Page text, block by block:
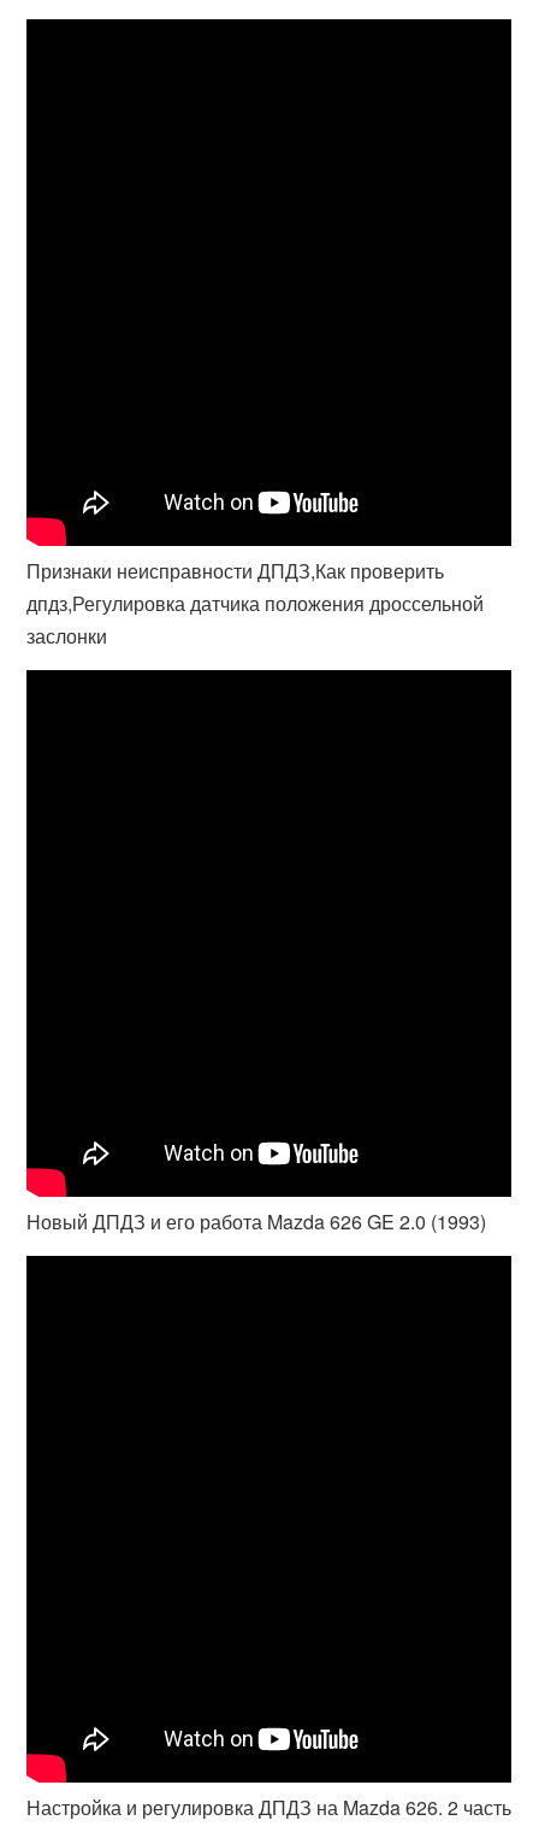
Признаки неисправности ДПДЗ,Как проверить
дпдз,Регулировка датчика положения дроссельной
заслонки
Новый ДПДЗ и его работа Mazda 626 GE 2.0 (1993)
Настройка и регулировка ДПДЗ на Mazda 626. 2 часть